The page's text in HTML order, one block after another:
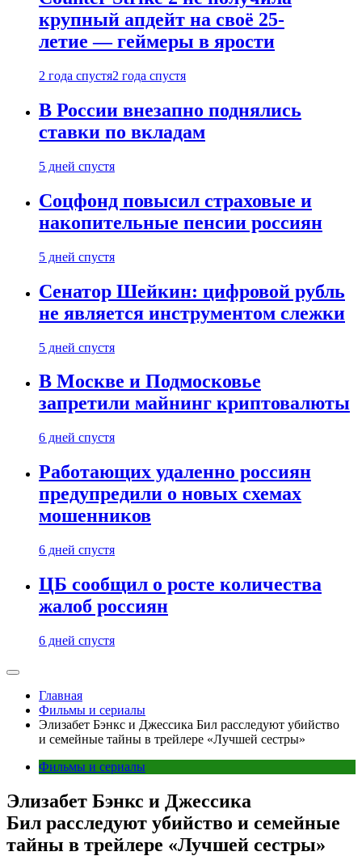
крупный апдейт на своё 25-
летие — геймеры в ярости
2 года спустя2 года спустя
В России внезапно поднялись
ставки по вкладам
5 дней спустя
Соцфонд повысил страховые и
накопительные пенсии россиян
5 дней спустя
Сенатор Шейкин: цифровой рубль
не является инструментом слежки
5 дней спустя
В Москве и Подмосковье
запретили майнинг криптовалюты
6 дней спустя
Работающих удаленно россиян
предупредили о новых схемах
мошенников
6 дней спустя
ЦБ сообщил о росте количества
жалоб россиян
6 дней спустя
Главная
Фильмы и сериалы
Элизабет Бэнкс и Джессика Бил расследуют убийство
и семейные тайны в трейлере «Лучшей сестры»
Фильмы и сериалы
Элизабет Бэнкс и Джессика
Бил расследуют убийство и семейные
тайны в трейлере «Лучшей сестры»